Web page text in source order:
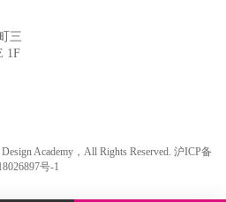
三
1F
Academy，All Rights Reserved. 沪ICP备
号-1